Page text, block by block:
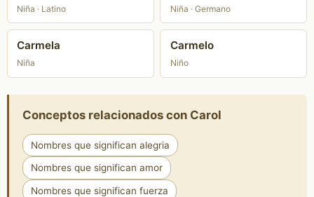
Niña · Latino Niña · Germano
Carmela
Niña
Carmelo
Niño
Conceptos relacionados con Carol
Nombres que significan alegria
Nombres que significan amor
Nombres que significan fuerza